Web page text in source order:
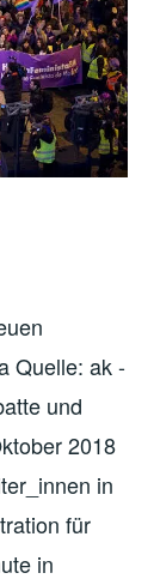
Quelle: ak -
und
2018
in
für
in